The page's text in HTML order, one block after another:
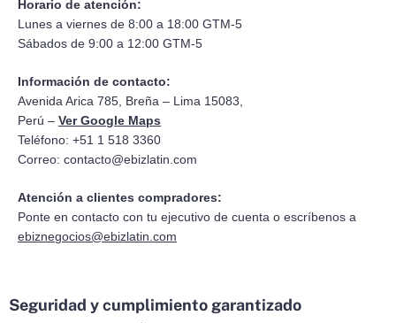
Horario de atención:
Lunes a viernes de 8:00 a 18:00 GTM-5
Sábados de 9:00 a 12:00 GTM-5
Información de contacto:
Avenida Arica 785, Breña – Lima 15083,
Perú – Ver Google Maps
Teléfono: +51 1 518 3360
Correo: contacto@ebizlatin.com
Atención a clientes compradores:
Ponte en contacto con tu ejecutivo de cuenta o escríbenos a
ebiznegocios@ebizlatin.com
Seguridad y cumplimiento garantizado